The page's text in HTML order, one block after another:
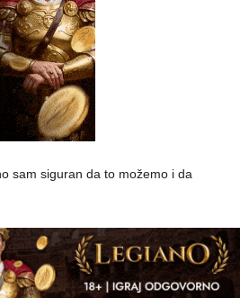
sam siguran da to možemo i da